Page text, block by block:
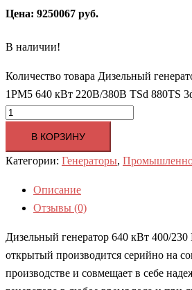
Цена: 9250067 руб.
В наличии!
Количество товара Дизельный
1РМ5 640 кВт 220В/380В TSd 880TS
В КОРЗИНУ
Категории: Генераторы,
Описание
Отзывы (0)
Дизельный генератор 640 кВт 400/
открытый производится серийно на
производстве и совмещает в себе